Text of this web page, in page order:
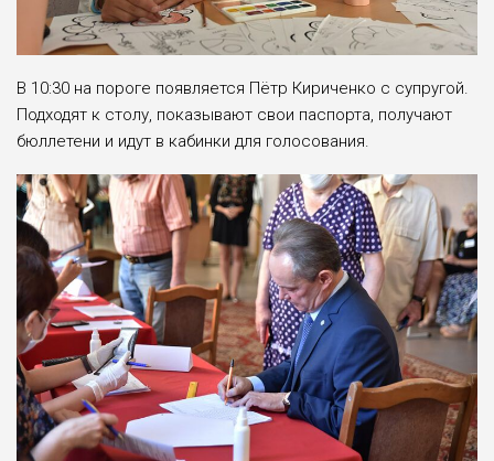
В 10:30 на пороге появляется Пётр Кириченко с супругой.
Подходят к столу, показывают свои паспорта, получают
бюллетени и идут в кабинки для голосования.